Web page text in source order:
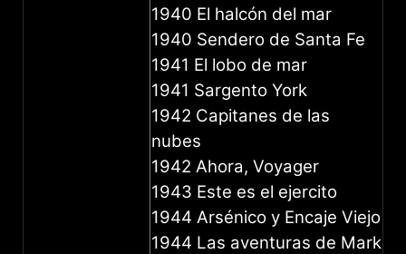
1940 El halcón del mar
1940 Sendero de Santa Fe
1941 El lobo de mar
1941 Sargento York
1942 Capitanes de las
nubes
1942 Ahora, Voyager
1943 Este es el ejercito
1944 Arsénico y Encaje Viejo
1944 Las aventuras de Mark